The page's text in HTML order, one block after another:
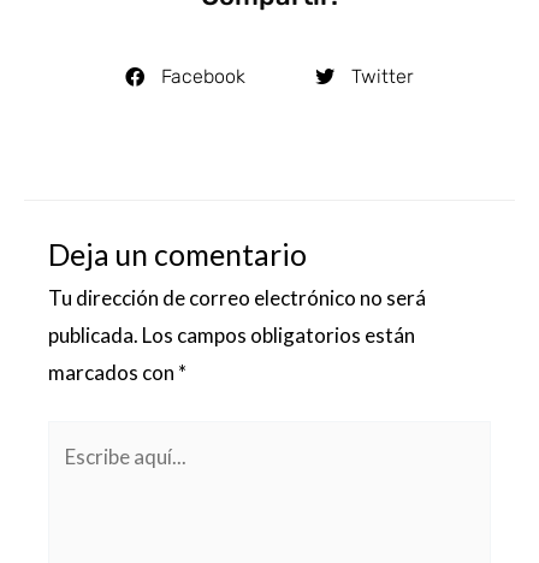
Facebook Twitter
Deja un comentario
Tu dirección de correo electrónico no será
publicada. Los campos obligatorios están
marcados con *